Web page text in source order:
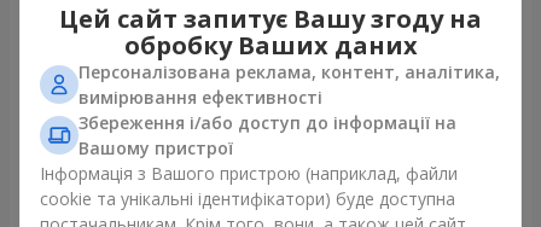
Букет з 25 кремових троянд
2 124 грн
Фруктова композиція
8 098 грн
Цей сайт запитує Вашу згоду на
обробку Ваших даних
Персоналізована реклама, контент, аналітика,
вимірювання ефективності
Збереження і/або доступ до інформації на
Вашому пристрої
Інформація з Вашого пристрою (наприклад, файли
cookie та унікальні ідентифікатори) буде доступна